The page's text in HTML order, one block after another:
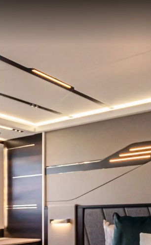
PRIVACY POLICY
MODERN SLAVERY
STATEMENT
TERMS & CONDITIONS